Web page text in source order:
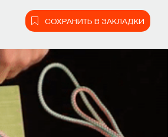
СОХРАНИТЬ В ЗАКЛАДКИ